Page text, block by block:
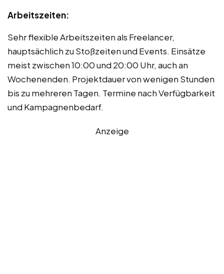
Arbeitszeiten:
Sehr flexible Arbeitszeiten als Freelancer,
hauptsächlich zu Stoßzeiten und Events. Einsätze
meist zwischen 10:00 und 20:00 Uhr, auch an
Wochenenden. Projektdauer von wenigen Stunden
bis zu mehreren Tagen. Termine nach Verfügbarkeit
und Kampagnenbedarf.
Anzeige